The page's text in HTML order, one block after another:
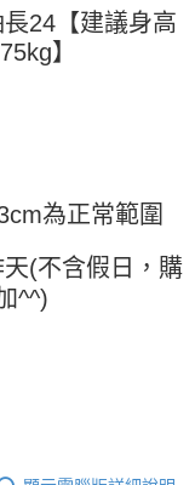
對及更正。
userRule
聯繫「AFTEE先享後付
support/home
享後付」服務完成之交
易相關給付款項請求債
之同意方可使用
，本公司不負相關責
用戶狀況，依本公司即
，本公司將視審查結果
24【建議身高
】
為正常範圍
(不含假日，購
^^)